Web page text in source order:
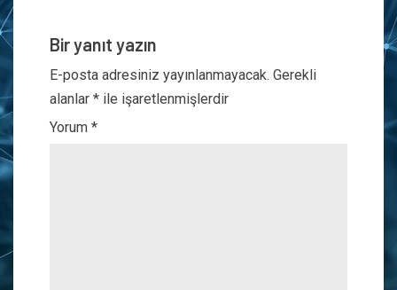
Bir yanıt yazın
E-posta adresiniz yayınlanmayacak. Gerekli
alanlar * ile işaretlenmişlerdir
Yorum *